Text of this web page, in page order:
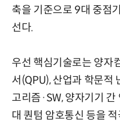
축을 기준으로 9대 중점
선다.
우선 핵심기술로는 양자
서(QPU), 산업과 학문적
고리즘·SW, 양자기기 간
대 퀀텀 암호통신 등을